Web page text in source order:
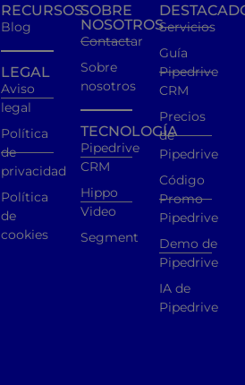
Servicios
Guía
Pipedrive
CRM
Precios
de
Pipedrive
Código
Promo
Pipedrive
Demo de
Pipedrive
IA de
Pipedrive
SOBRE
NOSOTROS
Contactar
Sobre
nosotros
TECNOLOGÍA
Pipedrive
CRM
Hippo
Video
Segment
RECURSOS
Blog
LEGAL
Aviso
legal
Política
de
privacidad
Política
de
cookies